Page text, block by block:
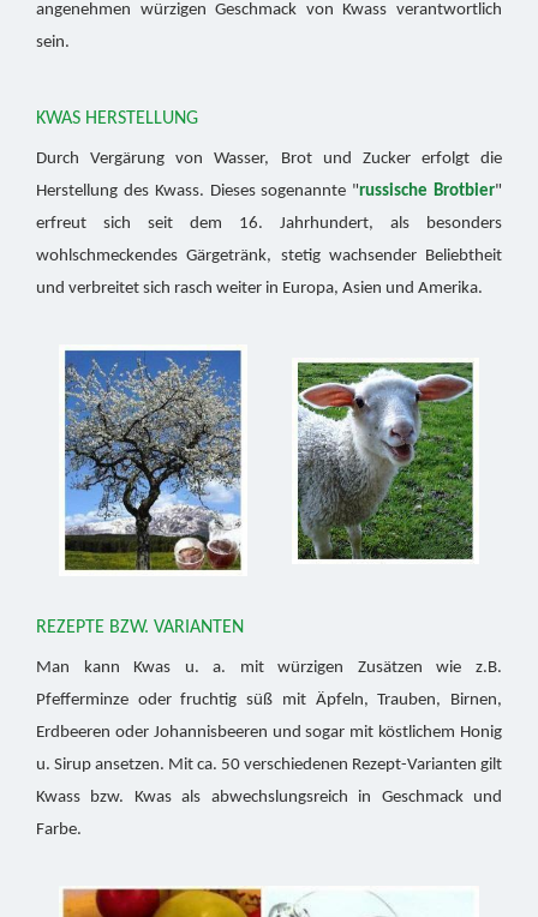
angenehmen würzigen Geschmack von Kwass verantwortlich
sein.
KWAS HERSTELLUNG
Durch Vergärung von Wasser, Brot und Zucker erfolgt die
Herstellung des Kwass. Dieses sogenannte "russische Brotbier"
erfreut sich seit dem 16. Jahrhundert, als besonders
wohlschmeckendes Gärgetränk, stetig wachsender Beliebtheit
und verbreitet sich rasch weiter in Europa, Asien und Amerika.
REZEPTE BZW. VARIANTEN
Man kann Kwas u. a. mit würzigen Zusätzen wie z.B.
Pfefferminze oder fruchtig süß mit Äpfeln, Trauben, Birnen,
Erdbeeren oder Johannisbeeren und sogar mit köstlichem Honig
u. Sirup ansetzen. Mit ca. 50 verschiedenen Rezept-Varianten gilt
Kwass bzw. Kwas als abwechslungsreich in Geschmack und
Farbe.